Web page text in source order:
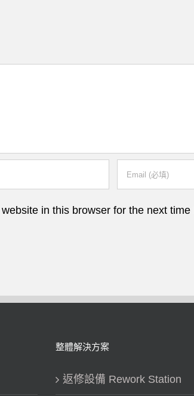
in this browser for the next time
整體解決方案
返修設備 Rework Station